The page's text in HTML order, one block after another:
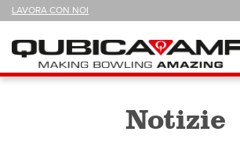
LAVORA CON NOI
SU
Sezioni
Notizie